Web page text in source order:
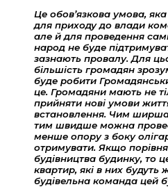
Це обов’язкова умова,
для приходу до влади
але й для проведення
народ не буде
зазнають провалу. Для
більшість громадян
буде робити
це. Громадяни мають не
прийняти нові умови
встановлення. Чим
тим швидше можна
менше опору з боку
отримувати. Якщо
будівництва будинку, то
квартир, які в них будуть
будівельна команда цей